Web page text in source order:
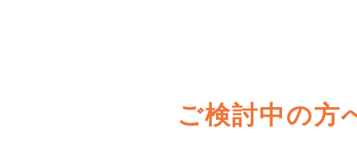
ご検討中の方